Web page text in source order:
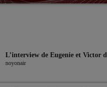
L’interview de Eugenie et Victor
noyonair